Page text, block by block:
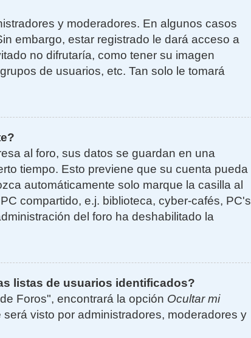
y moderadores. En algunos casos
embargo, estar registrado le dará acceso a
no difrutaría, como tener su imagen
de usuarios, etc. Tan solo le tomará
al foro, sus datos se guardan en una
tiempo. Esto previene que su cuenta pueda
automáticamente solo marque la casilla al
compartido, e.j. biblioteca, cyber-cafés, PC's
del foro ha deshabilitado la
listas de usuarios identificados?
Foros", encontrará la opción Ocultar mi
será visto por administradores, moderadores y